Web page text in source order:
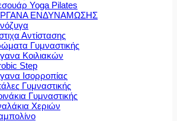
Yoga Pilates
ΕΝΔΥΝΑΜΩΣΗΣ
Αντίστασης
Γυμναστικής
Κοιλιακών
Step
Ισορροπίας
Γυμναστικής
Γυμναστικής
Χεριών